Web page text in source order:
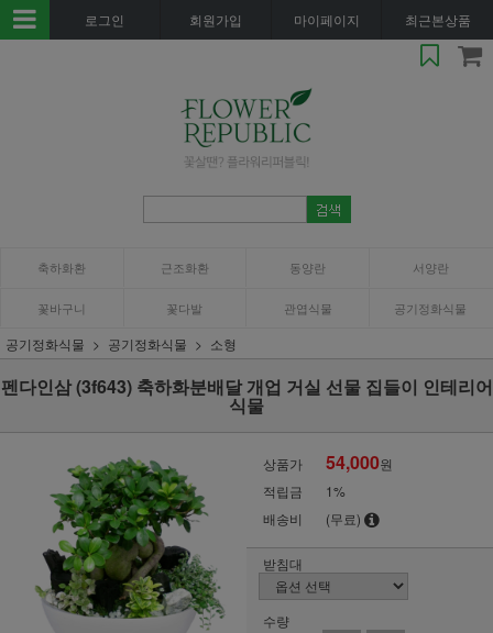
로그인 회원가입 마이페이지 최근본상품
축하화환 근조화환 동양란 서양란
꽃바구니 꽃다발 관엽식물 공기정화식물
공기정화식물 공기정화식물 소형
펜다인삼 (3f643) 축하화분배달 개업 거실 선물 집들이 인테리어
식물
상품가 54,000원
적립금
1%
배송비
(무료)
받침대
수량